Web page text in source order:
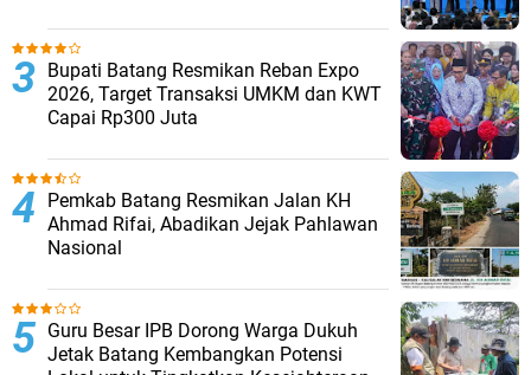
Bupati Batang Resmikan Reban Expo
2026, Target Transaksi UMKM dan KWT
Capai Rp300 Juta
Pemkab Batang Resmikan Jalan KH
Ahmad Rifai, Abadikan Jejak Pahlawan
Nasional
Guru Besar IPB Dorong Warga Dukuh
Jetak Batang Kembangkan Potensi